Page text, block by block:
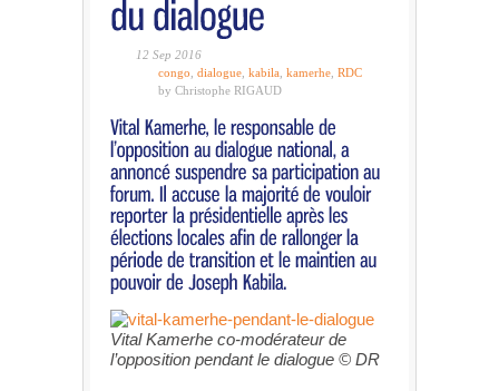
12 Sep 2016
congo dialogue kabila kamerhe RDC
by Christophe RIGAUD
Vital Kamerhe co-modérateur de
l’opposition pendant le dialogue © DR